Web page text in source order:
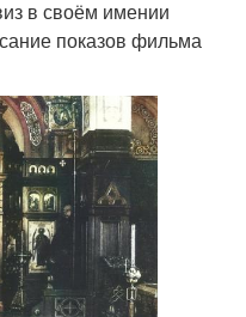
в своём имении
показов фильма